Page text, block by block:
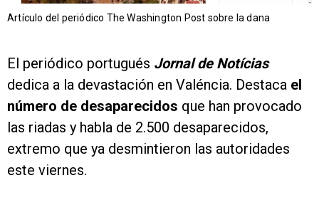
Artículo del periódico The Washington Post sobre la dana
El periódico portugués Jornal de Notícias
dedica a la devastación en Valéncia. Destaca el
número de desaparecidos que han provocado
las riadas y habla de 2.500 desaparecidos,
extremo que ya desmintieron las autoridades
este viernes.